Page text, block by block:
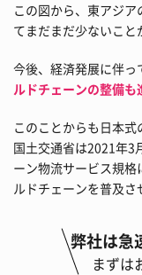
この図から、東アジ
てまだまだ少ないこと
今後、経済発展に伴っ
ルドチェーンの整備も
このことからも日本式
国土交通省は2021年3
ーン物流サービス規
ルドチェーンを普及さ
弊社は急
まずは